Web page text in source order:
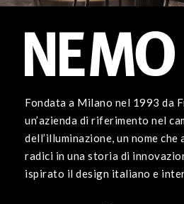
Fondata a Milano nel 1993 da
un’azienda di riferimento nel
dell’illuminazione, un nome
radici in una storia di
ispirato il design italiano e